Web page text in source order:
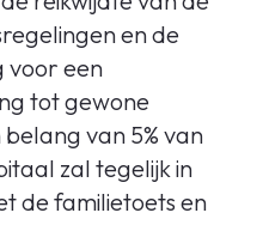
en de
voor een
tot gewone
van 5% van
zal tegelijk in
de familietoets en